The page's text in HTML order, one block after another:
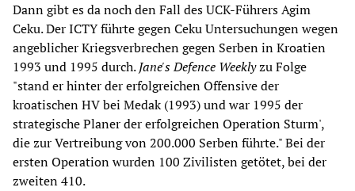
Dann gibt es da noch den Fall des UCK-Führers Agim
Ceku. Der ICTY führte gegen Ceku Untersuchungen wegen
angeblicher Kriegsverbrechen gegen Serben in Kroatien
1993 und 1995 durch.Jane's Defence Weeklyzu Folge
"stand er hinter der erfolgreichen Offensive der
kroatischen HV bei Medak (1993) und war 1995 der
strategische Planer der erfolgreichen Operation Sturm',
die zur Vertreibung von 200.000 Serben führte." Bei der
ersten Operation wurden 100 Zivilisten getötet, bei der
zweiten 410.